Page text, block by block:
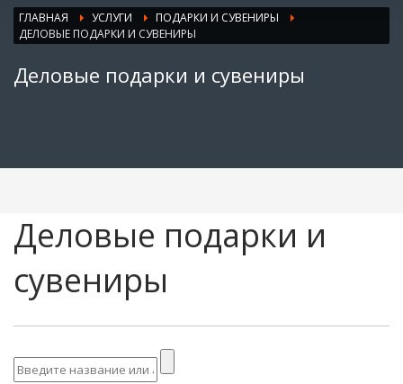
ГЛАВНАЯ УСЛУГИ
ПОДАРКИ И СУВЕНИРЫ
ДЕЛОВЫЕ ПОДАРКИ И СУВЕНИРЫ
Деловые подарки и сувениры
Деловые подарки и
сувениры